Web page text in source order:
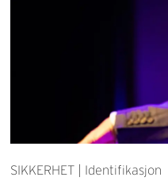
SIKKERHET | Identifikasjon